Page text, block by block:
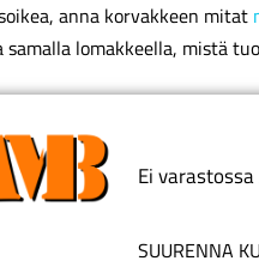
anna korvakkeen mitat
lomakkeella, mistä
Ei
SUURENNA